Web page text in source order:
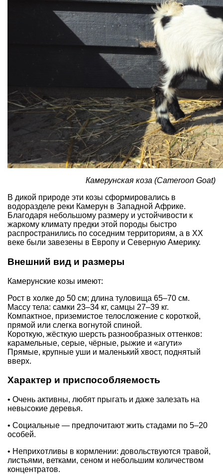
Камерунская коза (Cameroon Goat)
В дикой природе эти козы сформировались в
водоразделе реки Камерун в Западной Африке.
Благодаря небольшому размеру и устойчивости к
жаркому климату предки этой породы быстро
распространились по соседним территориям, а в XX
веке были завезены в Европу и Северную Америку.
Внешний вид и размеры
Камерунские козы имеют:
Рост в холке до 50 см; длина туловища 65–70 см.
Массу тела: самки 23–34 кг, самцы 27–39 кг.
Компактное, приземистое телосложение с короткой,
прямой или слегка вогнутой спиной.
Короткую, жёсткую шерсть разнообразных оттенков:
карамельные, серые, чёрные, рыжие и «агути»
Прямые, крупные уши и маленький хвост, поднятый
вверх.
Характер и приспособляемость
• Очень активны, любят прыгать и даже залезать на
невысокие деревья.
• Социальные — предпочитают жить стадами по 5–20
особей.
• Неприхотливы в кормлении: довольствуются травой,
листьями, ветками, сеном и небольшим количеством
концентратов.